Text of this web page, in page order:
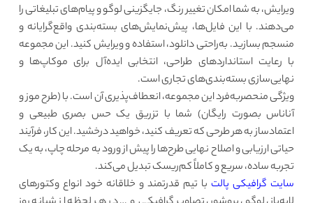
ویرایش، به شما امکان تغییر رنگ، جایگزینی لوگو و پیام‌های تبلیغاتی را
می‌دهند. با این فایل‌ها، پیش‌نمایش‌های بسته‌بندی واقع‌گرایانه و
منسجم بسازید. به‌راحتی دانلود، استفاده و ویرایش کنید. این مجموعه
با رعایت استانداردهای طراحی، انتخابی ایده‌آل برای موکاپ‌ها و
نهایی‌سازی بسته‌بندی‌های تجاری است.
ویژگی منحصربه‌فرد این مجموعه، انعطاف‌پذیری آن است. با (طرح موز و
آناناس بصورت رایگان) شما با تزریق یک حس بصری طبیعی و
اعتمادساز به هر طرحی که تعریف کنید، خواهید درخشید. این کار، فرآیند
حیاتی ارزیابی و اصلاح نهایی طرح‌ها را پیش از ورود به مرحله چاپ، به یک
تجربه ساده، سریع و کاملاً کم‌ریسک تبدیل می‌کند.
سایت گرافیکی پالتبا تیم قدرتمند و خلاقانه خود انواع وکتورهای